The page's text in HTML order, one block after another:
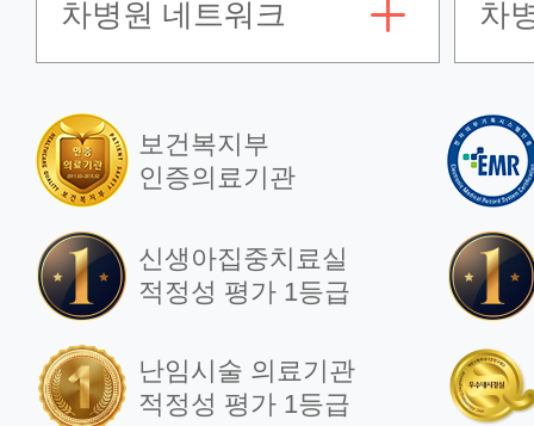
차병원 네트워크 차
보건복지부
인증의료기관
신생아집중치료실
적정성 평가 1등급
난임시술 의료기관
적정성 평가 1등급